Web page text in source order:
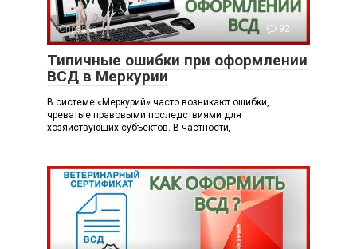
Справка 92
Типичные ошибки при оформлении
ВСД в Меркурии
В системе «Меркурий» часто возникают ошибки,
чреватые правовыми последствиями для
хозяйствующих субъектов. В частности,